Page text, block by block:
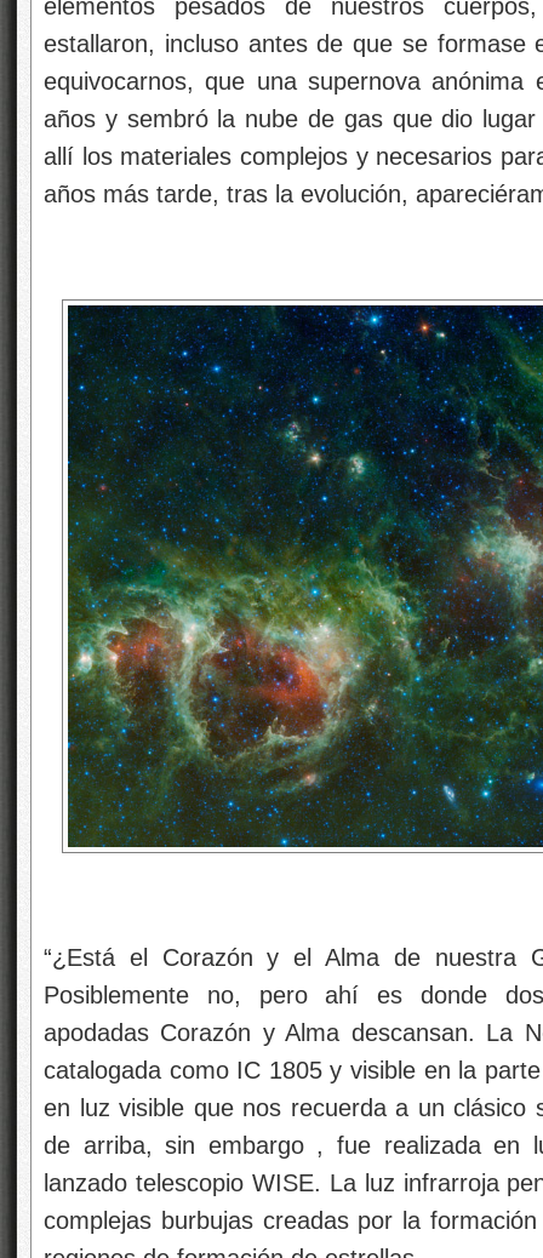
elementos pesados de nuestros
estallaron, incluso antes de que se formase
equivocarnos, que una supernova
años y sembró la nube de gas que dio
allí los materiales complejos y necesarios
años más tarde, tras la evolución,
“¿Está el Corazón y el Alma de nuestra
Posiblemente no, pero ahí es donde
apodadas Corazón y Alma descansan. La
catalogada como IC 1805 y visible en la
en luz visible que nos recuerda a un clásico
de arriba, sin embargo , fue realizada en
lanzado telescopio WISE. La luz infrarroja
complejas burbujas creadas por la